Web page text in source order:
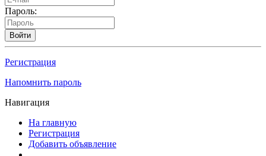
Пароль:
Войти
Регистрация
Напомнить пароль
Навигация
На главную
Регистрация
Добавить объявление